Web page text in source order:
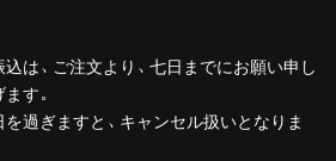
込は、ご注文より、七日までにお願い申し
ます。
を過ぎますと、キャンセル扱いとなりま